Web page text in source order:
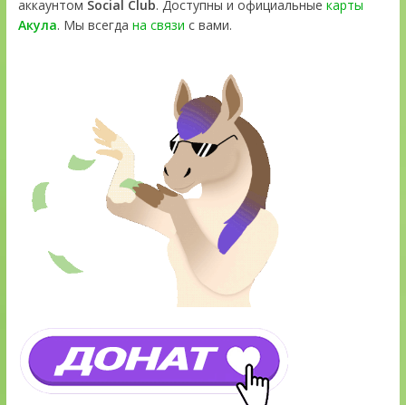
аккаунтом Social Club. Доступны и официальные карты
Акула. Мы всегда на связи с вами.